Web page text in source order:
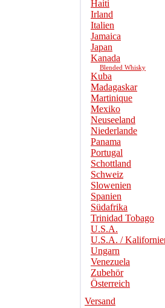
Haiti
Irland
Italien
Jamaica
Japan
Kanada
Blended Whisky
Kuba
Madagaskar
Martinique
Mexiko
Neuseeland
Niederlande
Panama
Portugal
Schottland
Schweiz
Slowenien
Spanien
Südafrika
Trinidad Tobago
U.S.A.
U.S.A. /
Ungarn
Venezuela
Zubehör
Österreich
Versand